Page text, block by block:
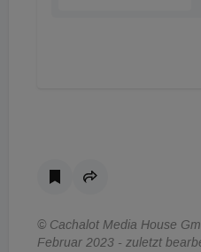
© Cachalot Media House
Februar 2023 - zuletzt